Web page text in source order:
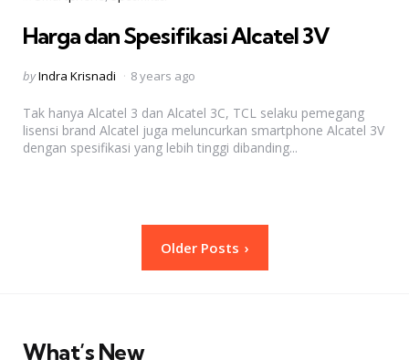
Harga dan Spesifikasi Alcatel 3V
Posted
byIndra Krisnadi 8 years ago
Tak hanya Alcatel 3 dan Alcatel 3C, TCL selaku pemegang
lisensi brand Alcatel juga meluncurkan smartphone Alcatel 3V
dengan spesifikasi yang lebih tinggi dibanding...
Older Posts
What’s New